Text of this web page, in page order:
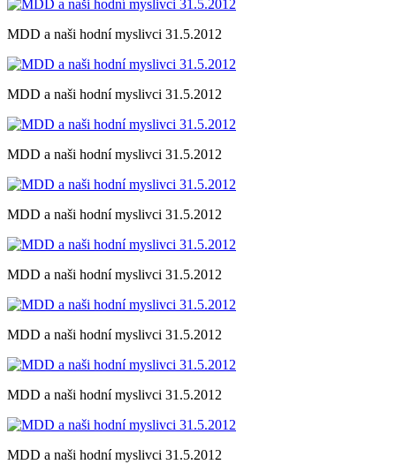
MDD a naši hodní myslivci 31.5.2012
MDD a naši hodní myslivci 31.5.2012
MDD a naši hodní myslivci 31.5.2012
MDD a naši hodní myslivci 31.5.2012
MDD a naši hodní myslivci 31.5.2012
MDD a naši hodní myslivci 31.5.2012
MDD a naši hodní myslivci 31.5.2012
MDD a naši hodní myslivci 31.5.2012